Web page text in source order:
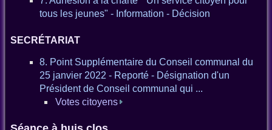
tous les jeunes" - Information - Décision
SECRÉTARIAT
8. Point Supplémentaire du Conseil communal du
25 janvier 2022 - Reporté - Désignation d'un
Président de Conseil communal qui ...
Votes citoyens